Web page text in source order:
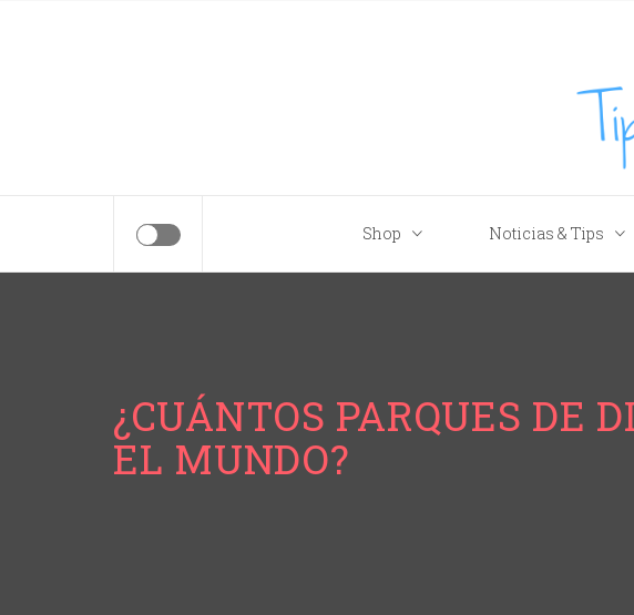
Shop
Noticias & Tips
¿CUÁNTOS PARQUES DE
EL MUNDO?